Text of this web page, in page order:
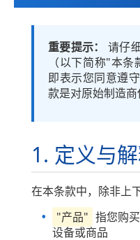
重要提示：
请仔
（以下简称"本
即表示您同意遵
款是对原始制造商
1. 定义与
在本条款中，除非上
"产品"
指您购
设备或商品